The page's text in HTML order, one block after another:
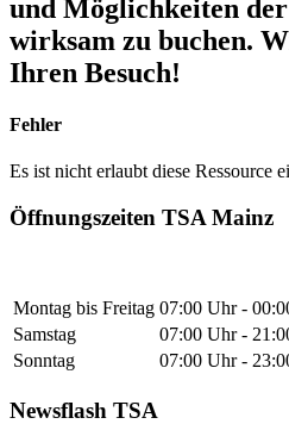
und Möglichkeiten
wirksam zu buchen.
Ihren Besuch!
Fehler
Es ist nicht erlaubt diese Ressource
Öffnungszeiten TSA Mainz
Montag bis Freitag 07:00 Uhr -
Samstag
07:00 Uhr -
Sonntag
07:00 Uhr -
Newsflash TSA